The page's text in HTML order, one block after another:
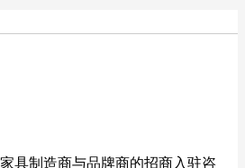
具制造商与品牌商的招商入驻咨